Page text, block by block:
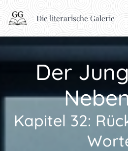
Die literarische Galerie
Der
Kapitel 32: